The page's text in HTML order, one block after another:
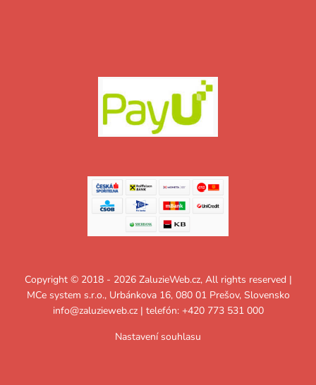
Copyright © 2018 - 2026 ZaluzieWeb.cz, All rights reserved |
MCe system s.r.o., Urbánkova 16, 080 01 Prešov, Slovensko
info@zaluzieweb.cz| telefón: +420 773 531 000
Nastavení souhlasu